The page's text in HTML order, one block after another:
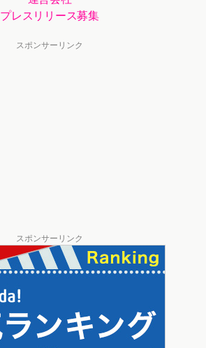
プレスリリース募集
スポンサーリンク
スポンサーリンク